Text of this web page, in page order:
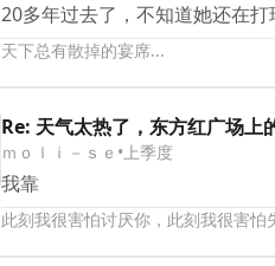
20多年过去了，不知道她还在打
天下总有散掉的宴席...
Re: 天气太热了，东方红广场上
ｍｏｌｉ－ｓｅ •上季度
我靠
此刻我很害怕讨厌你，此刻我很害怕